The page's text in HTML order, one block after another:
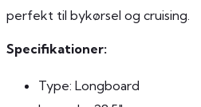
perfekt til bykørsel og cruising.
Specifikationer:
Type: Longboard